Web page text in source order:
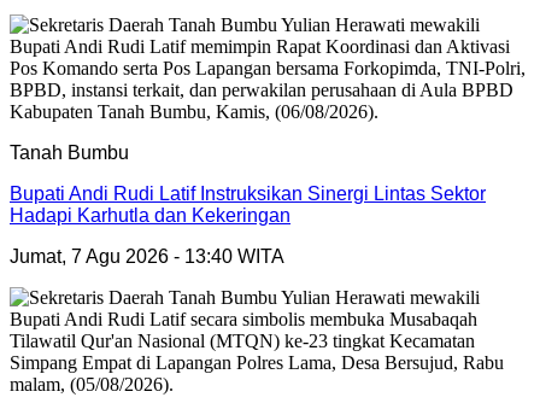
Tanah Bumbu
Bupati Andi Rudi Latif Instruksikan Sinergi Lintas Sektor
Hadapi Karhutla dan Kekeringan
Jumat, 7 Agu 2026 - 13:40 WITA